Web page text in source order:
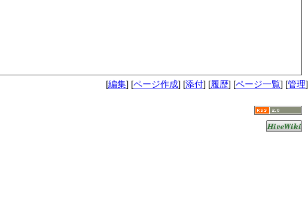
[編集] [ページ作成] [添付] [履歴] [ページ一覧] [管理]